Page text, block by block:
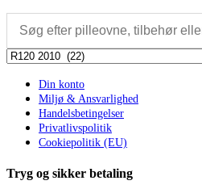
Din konto
Miljø & Ansvarlighed
Handelsbetingelser
Privatlivspolitik
Cookiepolitik (EU)
Tryg og sikker betaling